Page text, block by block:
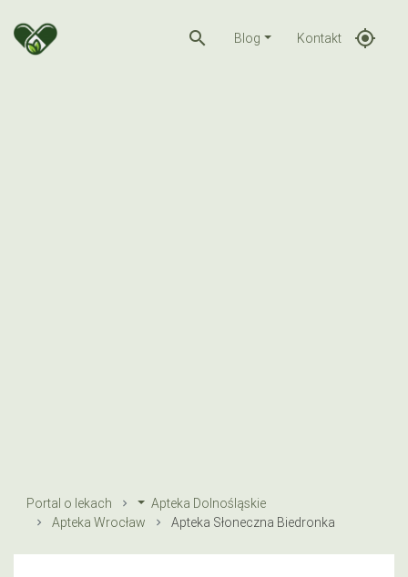
search Blog Kontakt gps_fixed
Portal o lekach
Apteka Dolnośląskie
Apteka Wrocław
Apteka Słoneczna Biedronka